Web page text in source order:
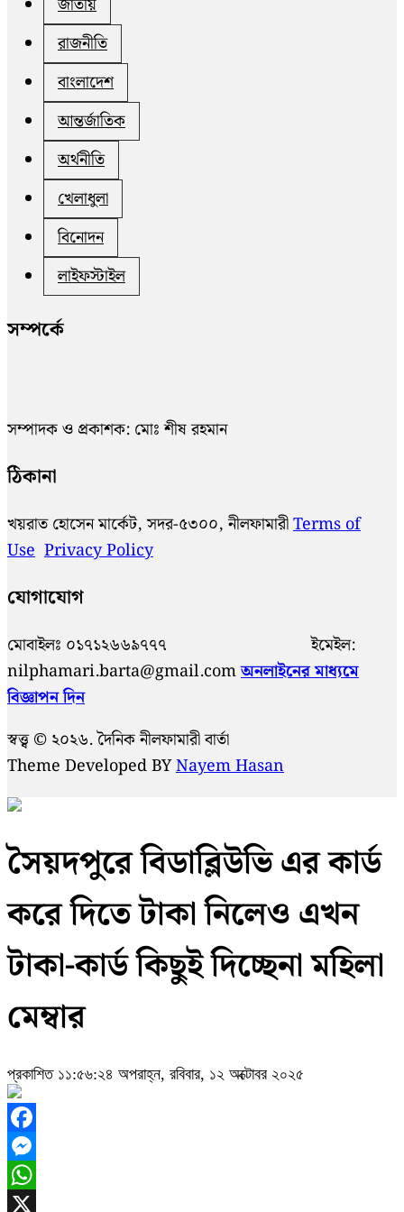
রাজনীতি
বাংলাদেশ
আন্তর্জাতিক
অর্থনীতি
খেলাধুলা
বিনোদন
লাইফস্টাইল
সম্পর্কে
সম্পাদক ও প্রকাশক: মোঃ শীষ রহমান
ঠিকানা
খয়রাত হোসেন মার্কেট, সদর-৫৩০০, নীলফামারীTerms of
Use Privacy Policy
যোগাযোগ
মোবাইলঃ ০১৭১২৬৬৯৭৭৭ ইমেইল:
nilphamari.barta@gmail.comঅনলাইনের মাধ্যমে
বিজ্ঞাপন দিন
স্বত্ত্ব © ২০২৬. দৈনিক নীলফামারী বার্তা
Theme Developed BYNayem Hasan
সৈয়দপুরে বিডাব্লিউভি এর কার্ড
করে দিতে টাকা নিলেও এখন
টাকা-কার্ড কিছুই দিচ্ছেনা মহিলা
মেম্বার
প্রকাশিত ১১:৫৬:২৪ অপরাহ্ন, রবিবার, ১২ অক্টোবর ২০২৫
Facebook
Messenger
WhatsApp